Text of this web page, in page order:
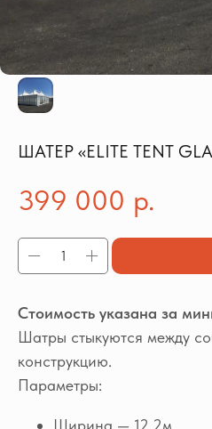
ШАТЕР «ELITE TENT
399 000 р.
Стоимость указана за
Шатры стыкуются между
конструкцию.
Параметры: